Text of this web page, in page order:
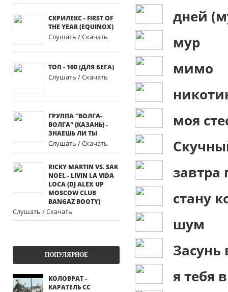
СКРИЛЕКС - FIRST OF
THE YEAR (EQUINOX)
Слушать / Скачать
ТОП - 100 (ДЛЯ БЕГА)
Слушать / Скачать
ГРУППА "ВОЛГА-
ВОЛГА" (КАЗАНЬ) -
ЗНАЕШЬ ЛИ ТЫ
Слушать / Скачать
RICKY MARTIN VS. SAK
NOEL - LIVIN LA VIDA
LOCA (DJ ALEX UP
MOSCOW CLUB
BANGAZ BOOTY)
Слушать / Скачать
ПОПУЛЯРНОЕ
КОЛОВРАТ -
КАРАТЕЛЬ СС
дней
мур
мимо
моя
завтра
стану
шум
Засунь
я тебя